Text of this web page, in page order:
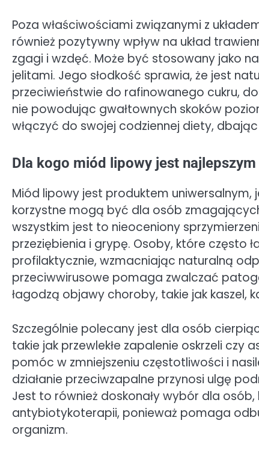
Poza właściwościami związanymi z
również pozytywny wpływ na układ
zgagi i wzdęć. Może być stosowany jako
jelitami. Jego słodkość sprawia, że jest
przeciwieństwie do rafinowanego cukru,
nie powodując gwałtownych skoków
włączyć do swojej codziennej diety,
Dla kogo miód lipowy jest
Miód lipowy jest produktem uniwersalnym,
korzystne mogą być dla osób
wszystkim jest to nieoceniony
przeziębienia i grypę. Osoby, które często
profilaktycznie, wzmacniając naturalną
przeciwwirusowe pomaga zwalczać
łagodzą objawy choroby, takie jak kaszel,
Szczególnie polecany jest dla osób
takie jak przewlekłe zapalenie oskrzeli
pomóc w zmniejszeniu częstotliwości i
działanie przeciwzapalne przynosi ulgę
Jest to również doskonały wybór dla
antybiotykoterapii, ponieważ pomaga
organizm.